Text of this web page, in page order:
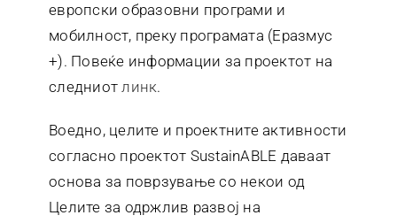
европски образовни програми и
мобилност, преку програмата (Еразмус
+). Повеќе информации за проектот на
следниотлинк.
Воедно, целите и проектните активности
согласно проектот SustainABLE даваат
основа за поврзување со некои од
Целите за одржлив развој на